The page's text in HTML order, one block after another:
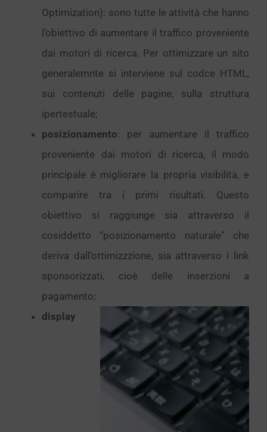
Optimization): sono tutte le attività che hanno
l’obiettivo di aumentare il traffico proveniente
dai motori di ricerca. Per ottimizzare un sito
generalemnte si interviene sul codce HTML,
sui contenuti delle pagine, sulla struttura
ipertestuale;
posizionamento: per aumentare il traffico
proveniente dai motori di ricerca, il modo
principale è migliorare la propria visibilità, e
comparire tra i primi risultati. Questo
obiettivo si raggiunge sia attraverso il
cosiddetto “posizionamento naturale” che
deriva dall’ottimizzzione, sia attraverso i link
sponsorizzati, cioè delle inserzioni a
pagamento;
display